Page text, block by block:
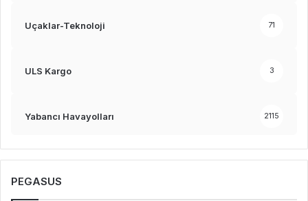
Uçaklar-Teknoloji 71
ULS Kargo 3
Yabancı Havayolları 2115
PEGASUS